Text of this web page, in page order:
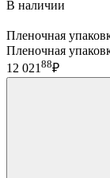
В наличии
Пленочная
Пленочная
12 02188₽